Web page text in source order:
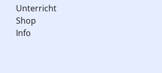
Unterricht
Shop
Info